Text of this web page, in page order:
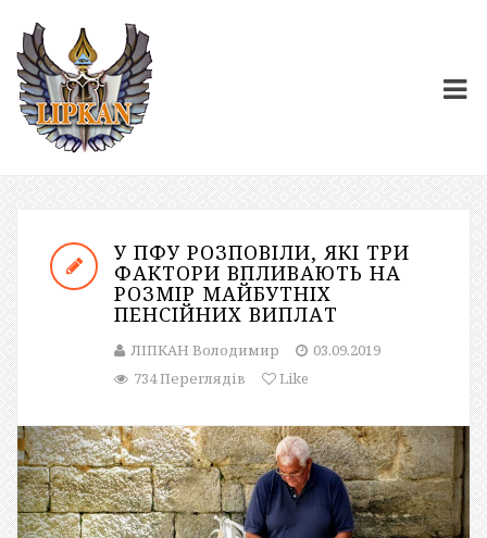
У ПФУ РОЗПОВІЛИ, ЯКІ ТРИ
ФАКТОРИ ВПЛИВАЮТЬ НА
РОЗМІР МАЙБУТНІХ
ПЕНСІЙНИХ ВИПЛАТ
ЛІПКАН Володимир
03.09.2019
734 Переглядів
Like